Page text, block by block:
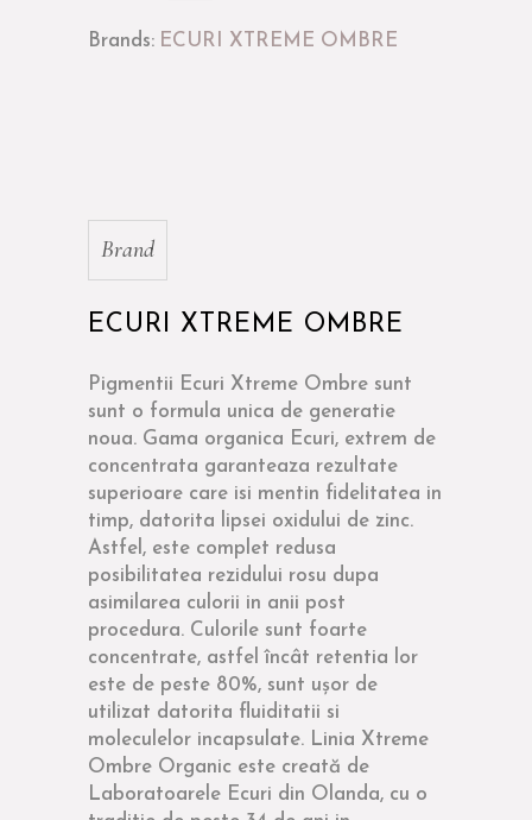
Brands: ECURI XTREME OMBRE
Brand
ECURI XTREME OMBRE
Pigmentii Ecuri Xtreme Ombre sunt
sunt o formula unica de generatie
noua. Gama organica Ecuri, extrem de
concentrata garanteaza rezultate
superioare care isi mentin fidelitatea in
timp, datorita lipsei oxidului de zinc.
Astfel, este complet redusa
posibilitatea rezidului rosu dupa
asimilarea culorii in anii post
procedura. Culorile sunt foarte
concentrate, astfel încât retentia lor
este de peste 80%, sunt ușor de
utilizat datorita fluiditatii si
moleculelor incapsulate. Linia Xtreme
Ombre Organic este creată de
Laboratoarele Ecuri din Olanda, cu o